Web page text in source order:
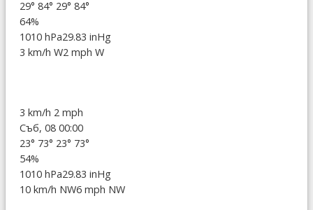
29° 84° 29° 84°
64%
1010 hPa29.83 inHg
3 km/h W2 mph W
3 km/h 2 mph
Съб, 08 00:00
23° 73° 23° 73°
54%
1010 hPa29.83 inHg
10 km/h NW6 mph NW